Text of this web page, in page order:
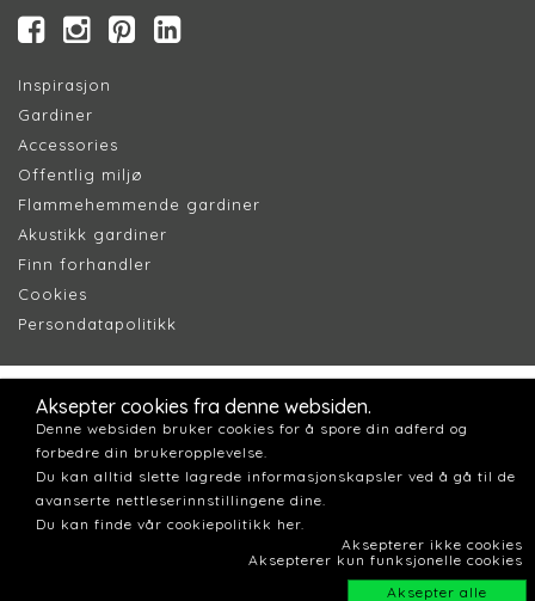
Inspirasjon
Gardiner
Accessories
Offentlig miljø
Flammehemmende gardiner
Akustikk gardiner
Finn forhandler
Cookies
Persondatapolitikk
Aksepter cookies fra denne websiden.
Denne websiden bruker cookies for å spore din adferd og
forbedre din brukeropplevelse.
Du kan alltid slette lagrede informasjonskapsler ved å gå til de
avanserte nettleserinnstillingene dine.
Du kan finde vår cookiepolitikk her.
Aksepterer ikke cookies
Aksepterer kun funksjonelle cookies
Aksepter alle